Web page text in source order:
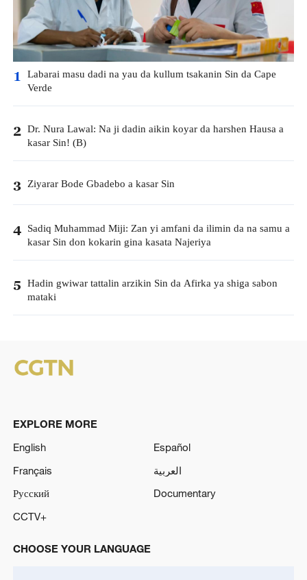
1 Labarai masu dadi na yau da kullum tsakanin Sin da Cape
Verde
2 Dr. Nura Lawal: Na ji dadin aikin koyar da harshen Hausa a
kasar Sin! (B)
3 Ziyarar Bode Gbadebo a kasar Sin
4 Sadiq Muhammad Miji: Zan yi amfani da ilimin da na samu a
kasar Sin don kokarin gina kasata Najeriya
5 Hadin gwiwar tattalin arzikin Sin da Afirka ya shiga sabon
mataki
EXPLORE MORE
English
Español
Français
العربية
Русский
Documentary
CCTV+
CHOOSE YOUR LANGUAGE